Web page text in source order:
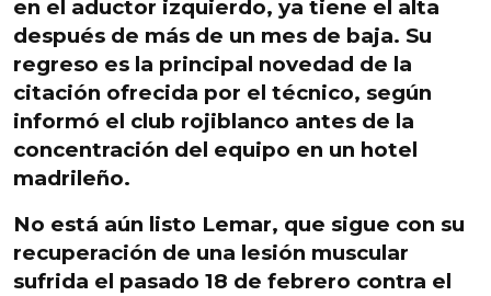
en el aductor izquierdo, ya tiene el alta
después de más de un mes de baja. Su
regreso es la principal novedad de la
citación ofrecida por el técnico, según
informó el club rojiblanco antes de la
concentración del equipo en un hotel
madrileño.
No está aún listo Lemar, que sigue con su
recuperación de una lesión muscular
sufrida el pasado 18 de febrero contra el